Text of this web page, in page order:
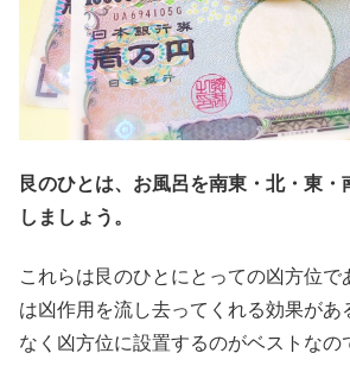
艮のひとは、お風呂を南東・北・東
しましょう。
これらは艮のひとにとっての凶方位で
は凶作用を流し去ってくれる効果があ
なく凶方位に設置するのがベストなの